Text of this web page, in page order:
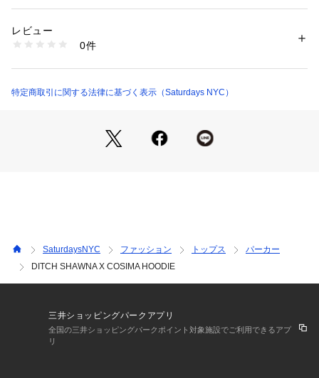
コットン100%の中厚地素材でサラッと肌触りの良い生地感。
原産国：MADE IN TURKEY
XS/ 着丈 66.5 | 肩幅 51 | バスト 108 | そで丈 60.5
S/ 着丈 69 | 肩幅 53.5 | バスト 113 | そで丈 62.5
素材：コットン 100%
洗濯：洗濯機、漂白不可、タンブル乾燥不可、自然乾燥、アイロン仕上げ
可、ドライ不可、ウエットクリーニング可
商品番号：1095600000277 （モール）
レビュー
0件
特定商取引に関する法律に基づく表示（Saturdays NYC）
SaturdaysNYC ファッション トップス
パーカー
DITCH SHAWNA X COSIMA HOODIE
三井ショッピングパークアプリ
全国の三井ショッピングパークポイント対象施設でご利用できるアプ
リ